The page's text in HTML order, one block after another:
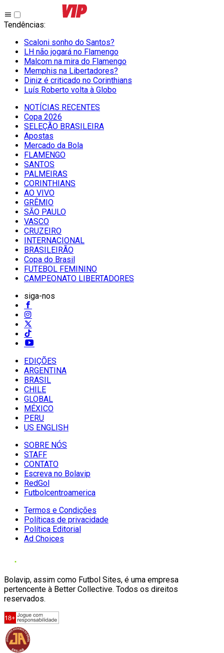
Tendências:
Scaloni sonho do Santos?
LH não jogará no Flamengo
Malcom na mira do Flamengo
Memphis na Libertadores?
Diniz é criticado no Corinthians
Luís Roberto volta à Globo
NOTÍCIAS RECENTES
Copa 2026
SELEÇÃO BRASILEIRA
Apostas
Mercado da Bola
FLAMENGO
SANTOS
PALMEIRAS
CORINTHIANS
AO VIVO
GRÊMIO
SĀO PAULO
VASCO
CRUZEIRO
INTERNACIONAL
BRASILEIRÃO
Copa do Brasil
FUTEBOL FEMININO
CAMPEONATO LIBERTADORES
siga-nos
EDIÇÕES
ARGENTINA
BRASIL
CHILE
GLOBAL
MÉXICO
PERU
US ENGLISH
SOBRE NÓS
STAFF
CONTATO
Escreva no Bolavip
RedGol
Futbolcentroamerica
Termos e Condições
Políticas de privacidade
Política Editorial
Ad Choices
Bolavip, assim como Futbol Sites, é uma empresa
pertencente à Better Collective. Todos os direitos
reservados.